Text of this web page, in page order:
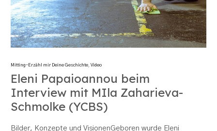
Mitting-Erzähl mir Deine Geschichte ,Video
Eleni Papaioannou beim
Interview mit MIla Zaharieva-
Schmolke (YCBS)
Bilder, Konzepte und VisionenGeboren wurde Eleni